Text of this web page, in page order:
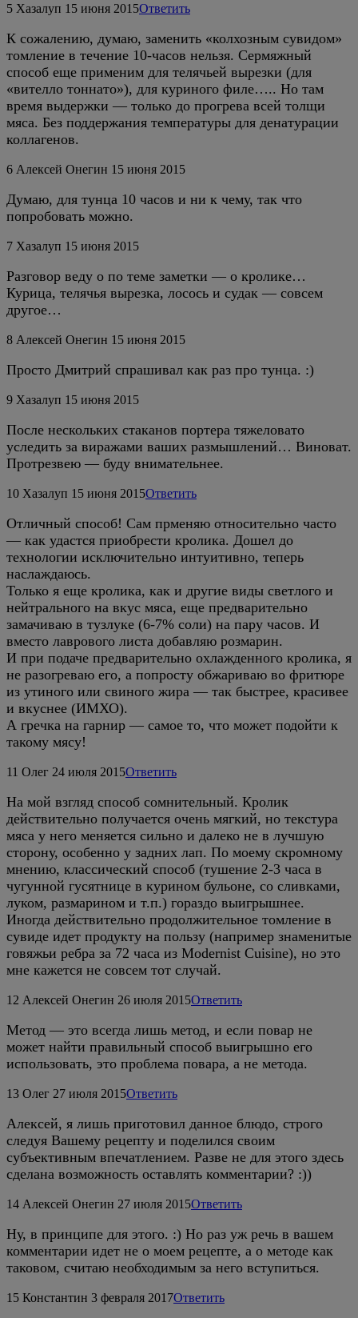
5 Хазалуп 15 июня 2015Ответить
К сожалению, думаю, заменить «колхозным сувидом»
томление в течение 10-часов нельзя. Сермяжный
способ еще применим для телячьей вырезки (для
«вителло тоннато»), для куриного филе….. Но там
время выдержки — только до прогрева всей толщи
мяса. Без поддержания температуры для денатурации
коллагенов.
6 Алексей Онегин 15 июня 2015
Думаю, для тунца 10 часов и ни к чему, так что
попробовать можно.
7 Хазалуп 15 июня 2015
Разговор веду о по теме заметки — о кролике…
Курица, телячья вырезка, лосось и судак — совсем
другое…
8 Алексей Онегин 15 июня 2015
Просто Дмитрий спрашивал как раз про тунца. :)
9 Хазалуп 15 июня 2015
После нескольких стаканов портера тяжеловато
уследить за виражами ваших размышлений… Виноват.
Протрезвею — буду внимательнее.
10 Хазалуп 15 июня 2015Ответить
Отличный способ! Сам прменяю относительно часто
— как удастся приобрести кролика. Дошел до
технологии исключительно интуитивно, теперь
наслаждаюсь.
Только я еще кролика, как и другие виды светлого и
нейтрального на вкус мяса, еще предварительно
замачиваю в тузлуке (6-7% соли) на пару часов. И
вместо лаврового листа добавляю розмарин.
И при подаче предварительно охлажденного кролика, я
не разогреваю его, а попросту обжариваю во фритюре
из утиного или свиного жира — так быстрее, красивее
и вкуснее (ИМХО).
А гречка на гарнир — самое то, что может подойти к
такому мясу!
11 Олег 24 июля 2015Ответить
На мой взгляд способ сомнительный. Кролик
действительно получается очень мягкий, но текстура
мяса у него меняется сильно и далеко не в лучшую
сторону, особенно у задних лап. По моему скромному
мнению, классический способ (тушение 2-3 часа в
чугунной гусятнице в курином бульоне, со сливками,
луком, размарином и т.п.) гораздо выигрышнее.
Иногда действительно продолжительное томление в
сувиде идет продукту на пользу (например знаменитые
говяжьи ребра за 72 часа из Modernist Cuisine), но это
мне кажется не совсем тот случай.
12 Алексей Онегин 26 июля 2015Ответить
Метод — это всегда лишь метод, и если повар не
может найти правильный способ выигрышно его
использовать, это проблема повара, а не метода.
13 Олег 27 июля 2015Ответить
Алексей, я лишь приготовил данное блюдо, строго
следуя Вашему рецепту и поделился своим
субъективным впечатлением. Разве не для этого здесь
сделана возможность оставлять комментарии? :))
14 Алексей Онегин 27 июля 2015Ответить
Ну, в принципе для этого. :) Но раз уж речь в вашем
комментарии идет не о моем рецепте, а о методе как
таковом, считаю необходимым за него вступиться.
15 Константин 3 февраля 2017Ответить